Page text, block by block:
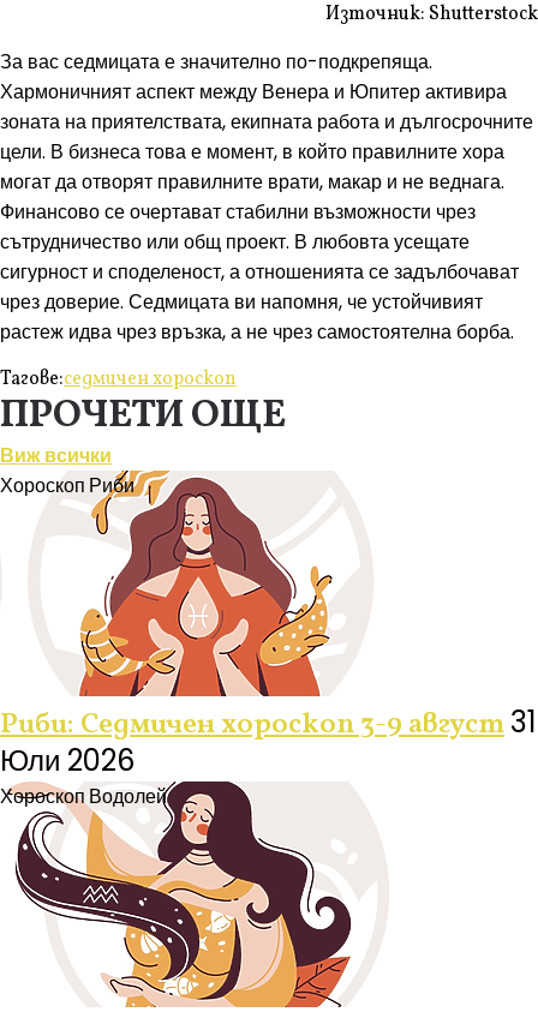
Източник: Shutterstock
За вас седмицата е значително по-подкрепяща.
Хармоничният аспект между Венера и Юпитер активира
зоната на приятелствата, екипната работа и дългосрочните
цели. В бизнеса това е момент, в който правилните хора
могат да отворят правилните врати, макар и не веднага.
Финансово се очертават стабилни възможности чрез
сътрудничество или общ проект. В любовта усещате
сигурност и споделеност, а отношенията се задълбочават
чрез доверие. Седмицата ви напомня, че устойчивият
растеж идва чрез връзка, а не чрез самостоятелна борба.
Тагове:седмичен хороскоп
ПРОЧЕТИ ОЩЕ
Виж всички
Хороскоп Риби
Риби: Седмичен хороскоп 3-9 август31
Юли 2026
ХороскопВодолей